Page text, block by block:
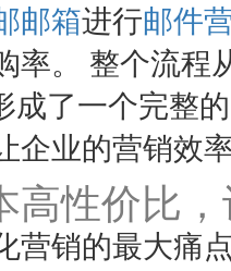
邮箱进行邮件
率。 整个流程
成了一个完整
企业的营销效
高性价比
营销的最大痛